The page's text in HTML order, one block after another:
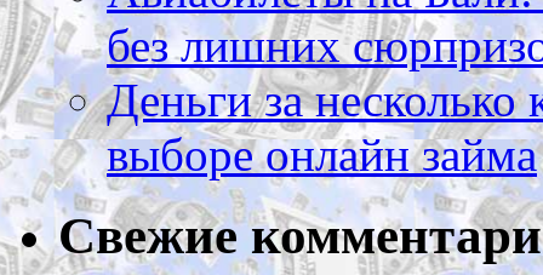
без лишних
Деньги за
выборе онлайн займа
Свежие